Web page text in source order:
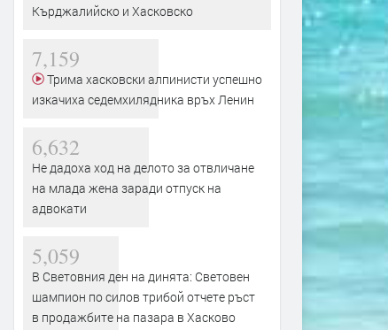
Над 33 млн. евро ще струва
новият околовръстен път на
Хасково
Свиленград получава
млн. евро за почистване
укрепване на река
Кърджалийско и Хасковско
7,159
Трима хасковски алпинисти успешно
изкачиха седемхилядника връх Ленин
6,632
Не дадоха ход на делото за отвличане
на млада жена заради отпуск на
адвокати
5,059
В Световния ден на динята: Световен
шампион по силов трибой отчете ръст
в продажбите на пазара в Хасково